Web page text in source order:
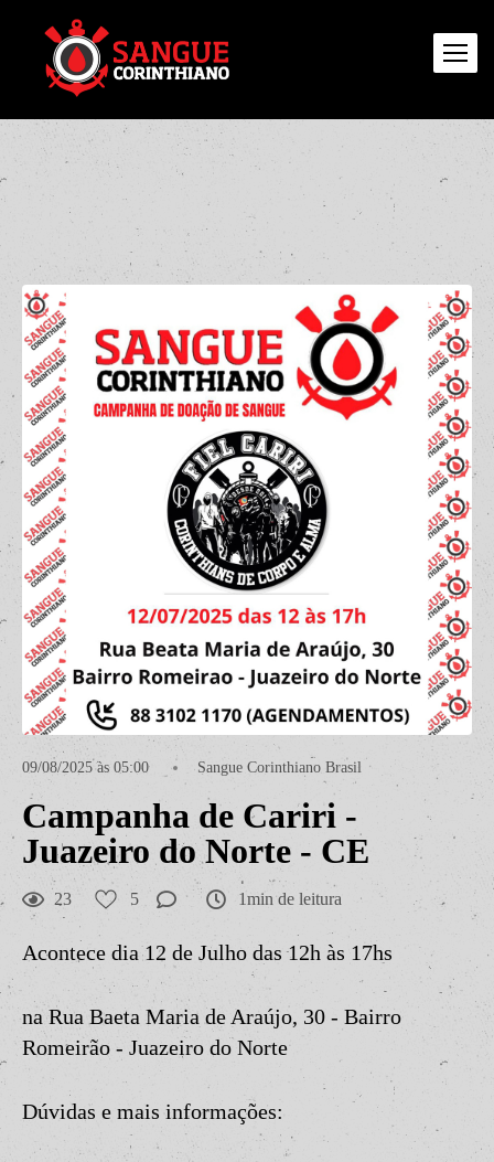
09/08/2025 às 05:00 Sangue Corinthiano Brasil
Campanha de Cariri -
Juazeiro do Norte - CE
23 5 1min de leitura
Acontece dia 12 de Julho das 12h às 17hs
na Rua Baeta Maria de Araújo, 30 - Bairro
Romeirão - Juazeiro do Norte
Dúvidas e mais informações: